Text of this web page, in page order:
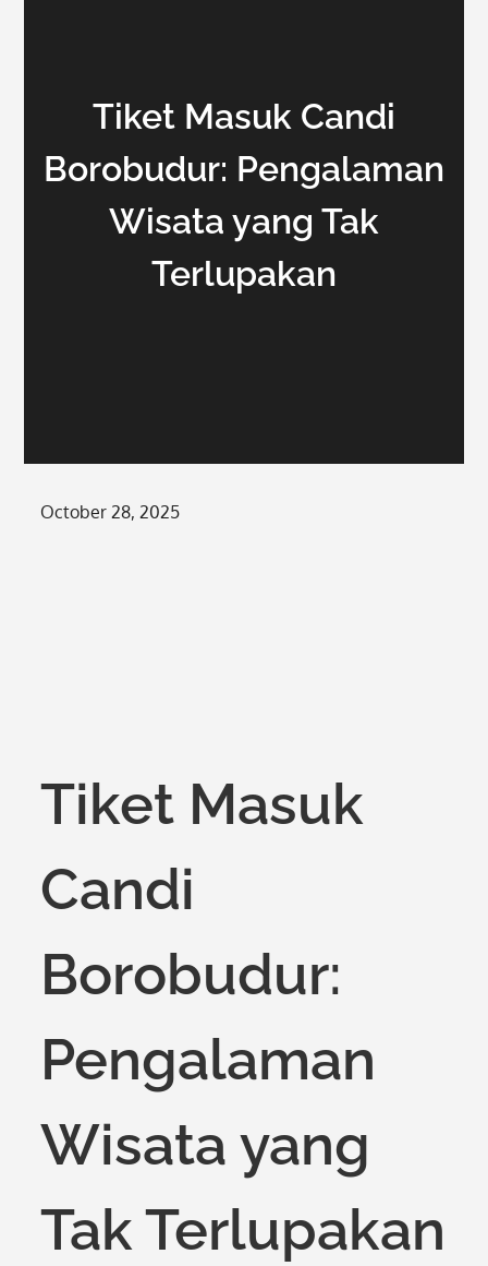
Tiket Masuk Candi
Borobudur: Pengalaman
Wisata yang Tak
Terlupakan
Posted
October 28, 2025
Tiket Masuk
Candi
Borobudur:
Pengalaman
Wisata yang
Tak Terlupakan